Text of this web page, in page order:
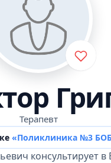
Терапевт
«Поликлиника №3
консультирует